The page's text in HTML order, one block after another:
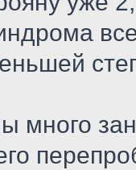
много